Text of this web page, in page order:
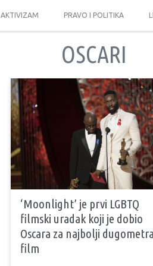
AKTIVIZAM PRAVO I POLITIKA
OSCARI
‘Moonlight’ je prvi LGBTQ
filmski uradak koji je dobio
Oscara za najbolji
film